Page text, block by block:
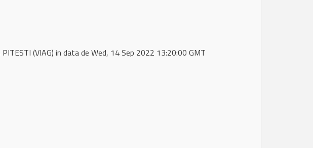
(VIAG) in data de Wed, 14 Sep 2022 13:20:00 GMT